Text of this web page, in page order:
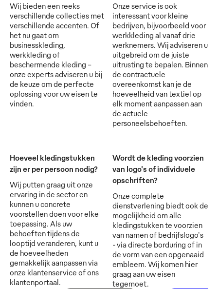
Wij bieden een reeks
verschillende collecties met
verschillende accenten. Of
het nu gaat om
businesskleding,
werkkleding of
beschermende kleding -
onze experts adviseren u bij
de keuze om de perfecte
oplossing voor uw eisen te
vinden.
Onze service is ook
interessant voor kleine
bedrijven, bijvoorbeeld voor
werkkleding al vanaf drie
werknemers. Wij adviseren u
uitgebreid om de juiste
uitrusting te bepalen. Binnen
de contractuele
overeenkomst kan je de
hoeveelheid van textiel op
elk moment aanpassen aan
de actuele
personeelsbehoeften.
Hoeveel kledingstukken
zijn er per persoon nodig?
Wij putten graag uit onze
ervaring in de sector en
kunnen u concrete
voorstellen doen voor elke
toepassing. Als uw
behoeften tijdens de
looptijd veranderen, kunt u
de hoeveelheden
gemakkelijk aanpassen via
onze klantenservice of ons
klantenportaal.
Wordt de kleding voorzien
van logo's of individuele
opschriften?
Onze complete
dienstverlening biedt ook de
mogelijkheid om alle
kledingstukken te voorzien
van namen of bedrijfslogo's
- via directe borduring of in
de vorm van een opgenaaid
embleem. Wij komen hier
graag aan uw eisen
tegemoet.